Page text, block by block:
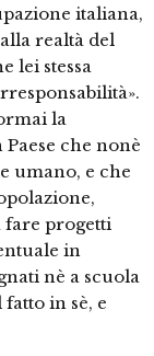
italiana,
realtà del
lei stessa
la
Paese che nonè
umano, e che
fare progetti
in
nè a scuola
in sè, e